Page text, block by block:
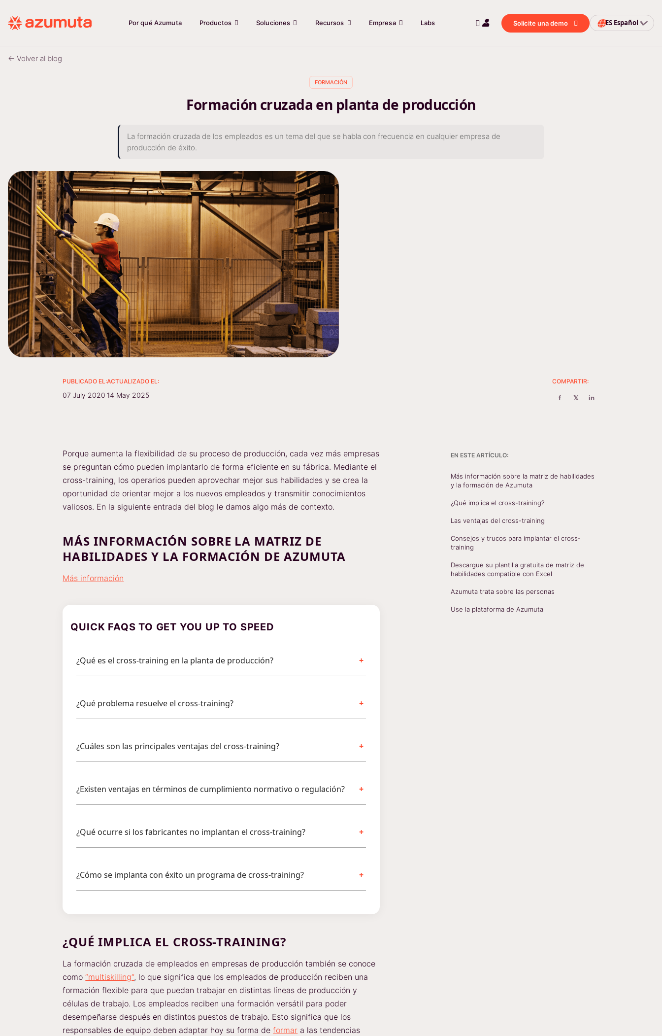
Por qué Azumuta Productos Soluciones Recursos Empresa Labs Solicite una demo ES Español
← Volver al blog
FORMACIÓN
Formación cruzada en planta de producción
La formación cruzada de los empleados es un tema del que se habla con frecuencia en cualquier empresa de
producción de éxito.
PUBLICADO EL:
07 July 2020
ACTUALIZADO EL:
14 May 2025
COMPARTIR:
f 𝕏 in
Porque aumenta la flexibilidad de su proceso de producción, cada vez más empresas
se preguntan cómo pueden implantarlo de forma eficiente en su fábrica. Mediante el
cross-training, los operarios pueden aprovechar mejor sus habilidades y se crea la
oportunidad de orientar mejor a los nuevos empleados y transmitir conocimientos
valiosos. En la siguiente entrada del blog le damos algo más de contexto.
MÁS INFORMACIÓN SOBRE LA MATRIZ DE
HABILIDADES Y LA FORMACIÓN DE AZUMUTA
Más información
QUICK FAQS TO GET YOU UP TO SPEED
¿Qué es el cross-training en la planta de producción?
¿Qué problema resuelve el cross-training?
¿Cuáles son las principales ventajas del cross-training?
¿Existen ventajas en términos de cumplimiento normativo o regulación?
¿Qué ocurre si los fabricantes no implantan el cross-training?
¿Cómo se implanta con éxito un programa de cross-training?
¿QUÉ IMPLICA EL CROSS-TRAINING?
La formación cruzada de empleados en empresas de producción también se conoce
como“multiskilling“, lo que significa que los empleados de producción reciben una
formación flexible para que puedan trabajar en distintas líneas de producción y
células de trabajo. Los empleados reciben una formación versátil para poder
desempeñarse después en distintos puestos de trabajo. Esto significa que los
responsables de equipo deben adaptar hoy su forma deformar a las tendencias
EN ESTE ARTÍCULO:
Más información sobre la matriz de habilidades
y la formación de Azumuta
¿Qué implica el cross-training?
Las ventajas del cross-training
Consejos y trucos para implantar el cross-
training
Descargue su plantilla gratuita de matriz de
habilidades compatible con Excel
Azumuta trata sobre las personas
Use la plataforma de Azumuta